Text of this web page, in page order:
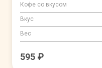
Кофе со вкусом
Вкус
Вес
595 ₽